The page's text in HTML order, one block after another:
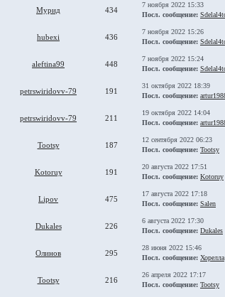
Мурид 434
7 ноября 2022 15:33
Посл. сообщение:
hubexi 436
7 ноября 2022 15:26
Посл. сообщение:
aleftina99 448
7 ноября 2022 15:24
Посл. сообщение:
petrswiridovv-79 191
31 октября 2022 18:39
Посл. сообщение:
petrswiridovv-79 211
19 октября 2022 14:04
Посл. сообщение:
Tootsy 187
12 сентября 2022 06:23
Посл. сообщение: Tootsy
Kotoruy 191
20 августа 2022 17:51
Посл. сообщение: Kotoruy
Lipov 475
17 августа 2022 17:18
Посл. сообщение: Salen
Dukales 226
6 августа 2022 17:30
Посл. сообщение: Dukales
Олинов 295
28 июня 2022 15:46
Посл. сообщение: Хорелла
Tootsy 216
26 апреля 2022 17:17
Посл. сообщение: Tootsy